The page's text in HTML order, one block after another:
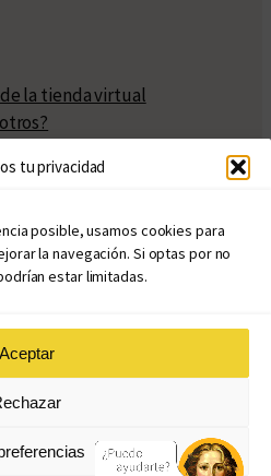
tu privacidad
posible, usamos cookies para
la navegación. Si optas por no
estar limitadas.
Aceptar
la tienda virtual